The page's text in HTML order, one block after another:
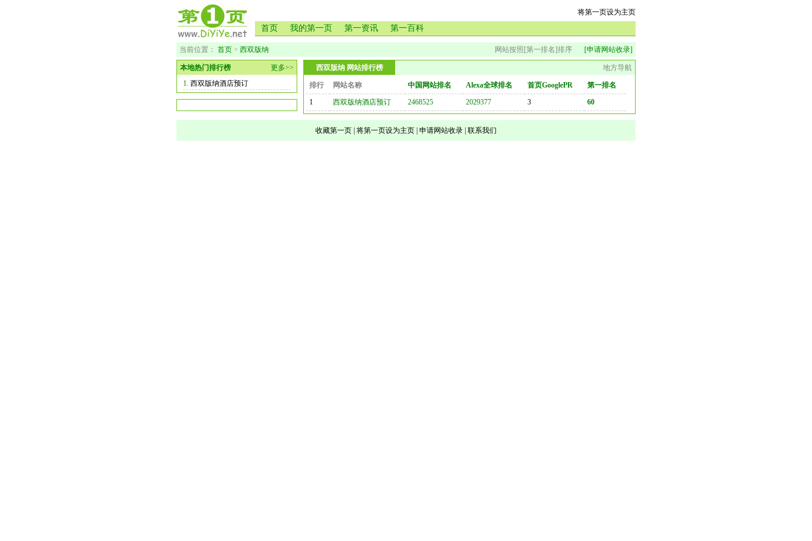
将第一页设为主页
首页 我的第一页 第一资讯 第一百科
当前位置： 首页 > 西双版纳 [申请网站收录]
网站按照[第一排名]排序
本地热门排行榜
更多>>
1. 西双版纳酒店预订
西双版纳 网站排行榜 地方导航
排行 网站名称 中国网站排名 Alexa全球排名 首页GooglePR
第一排名
1
西双版纳酒店预订 2468525 2029377 3 60
收藏第一页 将第一页设为主页 申请网站收录 联系我们